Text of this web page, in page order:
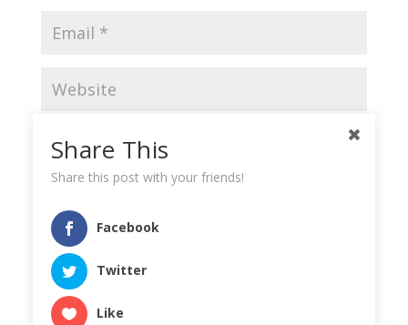
Save my name, email, and website in this browser
for the next time I comment.
Share This
Share this post with your friends!
Facebook
Twitter
Like